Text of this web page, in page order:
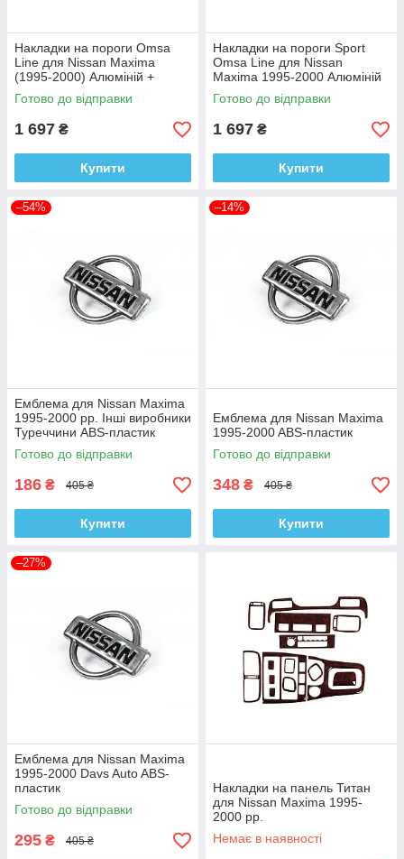
Накладки на пороги Omsa
Line для Nissan Maxima
(1995-2000) Алюміній +
пластик (4 шт.)
Готово до відправки
1 697 ₴
Купити
Накладки на пороги Sport
Omsa Line для Nissan
Maxima 1995-2000 Алюміній
+ пластик (4 шт.)
Готово до відправки
1 697 ₴
Купити
–54%
Емблема для Nissan Maxima
1995-2000 рр. Інші виробники
Туреччини ABS-пластик
Готово до відправки
186 ₴ 405 ₴
Купити
–14%
Емблема для Nissan Maxima
1995-2000 ABS-пластик
Готово до відправки
348 ₴ 405 ₴
Купити
–27%
Емблема для Nissan Maxima
1995-2000 Davs Auto ABS-
пластик
Готово до відправки
295 ₴ 405 ₴
Накладки на панель Титан
для Nissan Maxima 1995-
2000 рр.
Немає в наявності